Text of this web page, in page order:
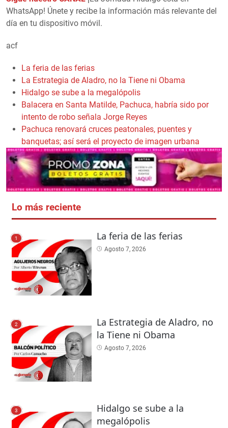
WhatsApp! Únete y recibe la información más relevante del
día en tu dispositivo móvil.
acf
La feria de las ferias
La Estrategia de Aladro, no la Tiene ni Obama
Hidalgo se sube a la megalópolis
Balacera en Santa Matilde, Pachuca, habría sido por
intento de robo señala Jorge Reyes
Pachuca renovará cruces peatonales, puentes y
banquetas; así será el proyecto de imagen urbana
Lo más reciente
1 La feria de las ferias
Agosto 7, 2026
2
La Estrategia de Aladro, no
la Tiene ni Obama
Agosto 7, 2026
3
Hidalgo se sube a la
megalópolis